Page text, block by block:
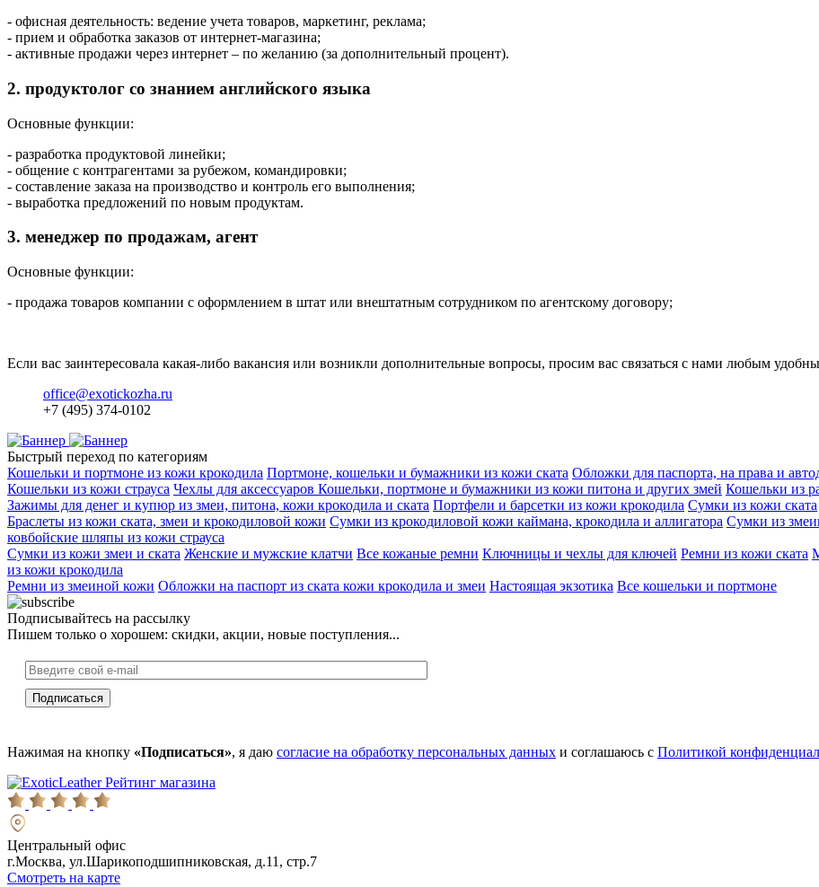
- офисная деятельность: ведение учета товаров, маркетинг, реклама;
- прием и обработка заказов от интернет-магазина;
- активные продажи через интернет – по желанию (за дополнительный процент).
2. продуктолог со знанием английского языка
Основные функции:
- разработка продуктовой линейки;
- общение с контрагентами за рубежом, командировки;
- составление заказа на производство и контроль его выполнения;
- выработка предложений по новым продуктам.
3. менеджер по продажам, агент
Основные функции:
- продажа товаров компании с оформлением в штат или внештатным сотрудником по агентскому договору;
Если вас заинтересовала какая-либо вакансия или возникли дополнительные вопросы, просим вас связаться с нами любым
office@exotickozha.ru
+7 (495) 374-0102
Быстрый переход по категориям
Кошельки и портмоне из кожи крокодила Портмоне, кошельки и бумажники из кожи ската Обложки для паспорта, на права и
Кошельки из кожи страуса Чехлы для аксессуаров Кошельки, портмоне и бумажники из кожи питона и других змей Кошельки из
Зажимы для денег и купюр из змеи, питона, кожи крокодила и ската Портфели и барсетки из кожи крокодила Сумки из кожи ската
Браслеты из кожи ската, змеи и крокодиловой кожи Сумки из крокодиловой кожи каймана, крокодила и аллигатора Сумки из
ковбойские шляпы из кожи страуса
Сумки из кожи змеи и ската Женские и мужские клатчи Все кожаные ремни Ключницы и чехлы для ключей Ремни из кожи ската
из кожи крокодила
Ремни из змеиной кожи Обложки на паспорт из ската кожи крокодила и змеи Настоящая экзотика Все кошельки и портмоне
Подписывайтесь на рассылку
Пишем только о хорошем: скидки, акции, новые поступления...
Нажимая на кнопку «Подписаться», я даю согласие на обработку персональных данных и соглашаюсь с Политикой
Рейтинг магазина
Центральный офис
г.Москва, ул.Шарикоподшипниковская, д.11, стр.7
Смотреть на карте